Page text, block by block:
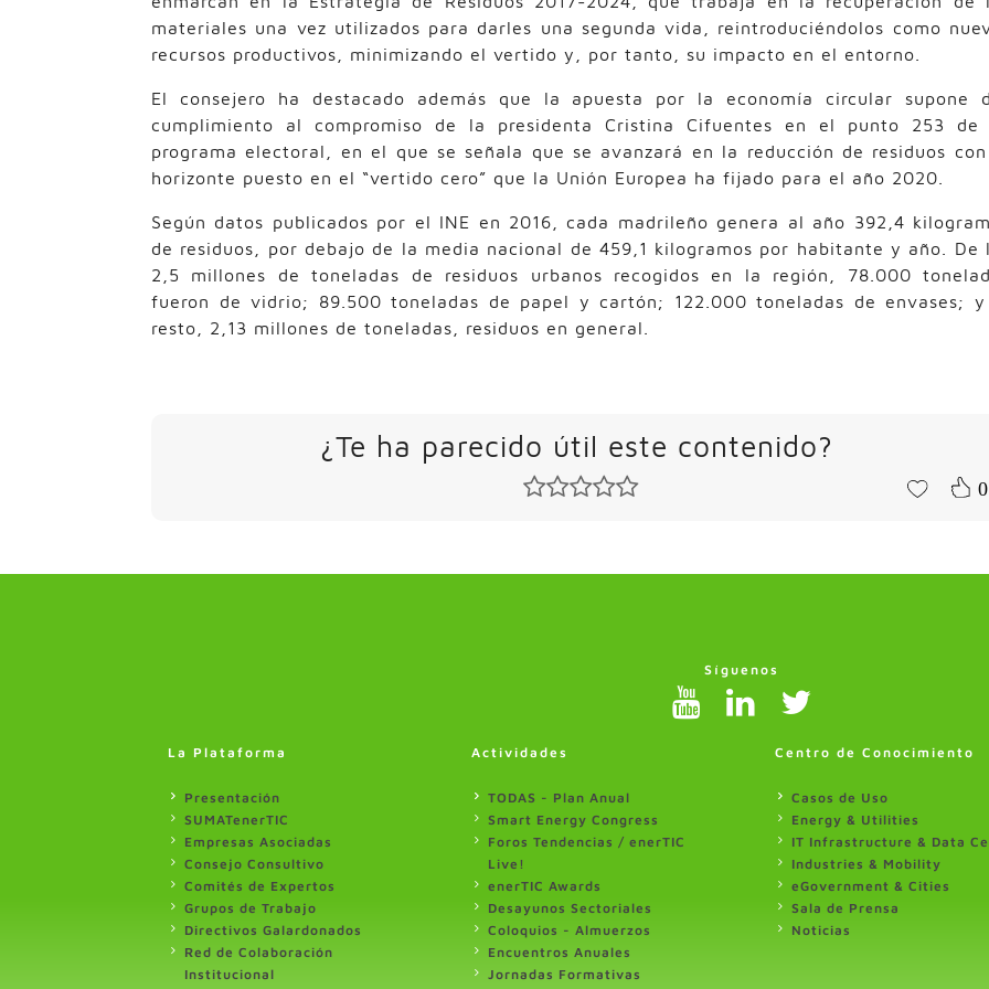
materiales una vez utilizados para darles una segunda vida, reintroduciéndolos como
recursos productivos, minimizando el vertido y, por tanto, su impacto en el entorno.
El consejero ha destacado además que la apuesta por la economía circular supone
cumplimiento al compromiso de la presidenta Cristina Cifuentes en el punto 253 de
programa electoral, en el que se señala que se avanzará en la reducción de residuos
horizonte puesto en el “vertido cero” que la Unión Europea ha fijado para el año 2020.
Según datos publicados por el INE en 2016, cada madrileño genera al año 392,4
de residuos, por debajo de la media nacional de 459,1 kilogramos por habitante y año. De
2,5 millones de toneladas de residuos urbanos recogidos en la región, 78.000
fueron de vidrio; 89.500 toneladas de papel y cartón; 122.000 toneladas de envases;
resto, 2,13 millones de toneladas, residuos en general.
¿Te ha parecido útil este contenido?
0
Síguenos
La Plataforma
Presentación
SUMATenerTIC
Empresas Asociadas
Consejo Consultivo
Comités de Expertos
Grupos de Trabajo
Directivos Galardonados
Red de Colaboración
Institucional
Actividades
TODAS - Plan Anual
Smart Energy Congress
Foros Tendencias / enerTIC
Live!
enerTIC Awards
Desayunos Sectoriales
Coloquios - Almuerzos
Encuentros Anuales
Jornadas Formativas
Centro de Conocimiento
Casos de Uso
Energy & Utilities
IT Infrastructure & Data
Industries & Mobility
eGovernment & Cities
Sala de Prensa
Noticias